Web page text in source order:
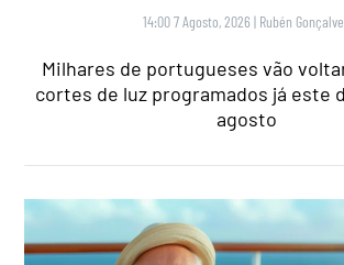
14:00 7 Agosto, 2026 | Rubén
Milhares de portugueses vão
cortes de luz programados já este
agosto